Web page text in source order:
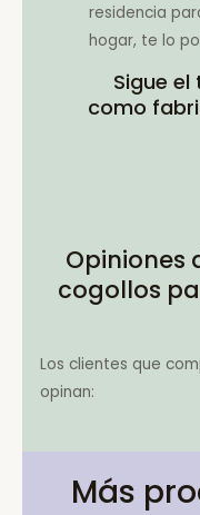
residencia
hogar, te lo
Sigue
como
Opiniones
cogollos
Los clientes que
opinan:
Más